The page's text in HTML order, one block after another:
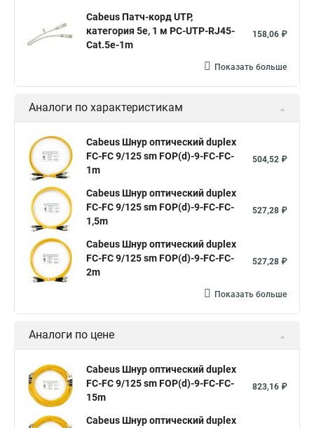
Cabeus Патч-корд UTP,
категория 5e, 1 м PC-UTP-RJ45-
Cat.5e-1m
158,06 ₽
Показать больше
Аналоги по характеристикам
Cabeus Шнур оптический duplex
FC-FC 9/125 sm FOP(d)-9-FC-FC-
1m
504,52 ₽
Cabeus Шнур оптический duplex
FC-FC 9/125 sm FOP(d)-9-FC-FC-
1,5m
527,28 ₽
Cabeus Шнур оптический duplex
FC-FC 9/125 sm FOP(d)-9-FC-FC-
2m
527,28 ₽
Показать больше
Аналоги по цене
Cabeus Шнур оптический duplex
FC-FC 9/125 sm FOP(d)-9-FC-FC-
15m
823,16 ₽
Cabeus Шнур оптический duplex